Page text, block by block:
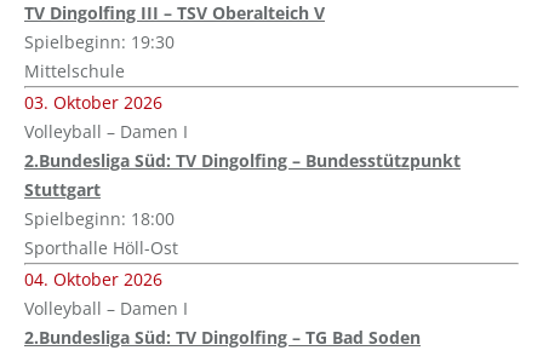
TV Dingolfing III – TSV Oberalteich V
Spielbeginn: 19:30
Mittelschule
03. Oktober 2026
Volleyball – Damen I
2.Bundesliga Süd: TV Dingolfing – Bundesstützpunkt
Stuttgart
Spielbeginn: 18:00
Sporthalle Höll-Ost
04. Oktober 2026
Volleyball – Damen I
2.Bundesliga Süd: TV Dingolfing – TG Bad Soden